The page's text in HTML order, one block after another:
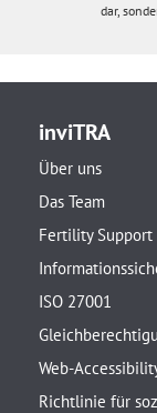
dar,
inviTRA
Über uns
Das Team
Fertility Support
ISO 27001
Web-
Richtlinie für